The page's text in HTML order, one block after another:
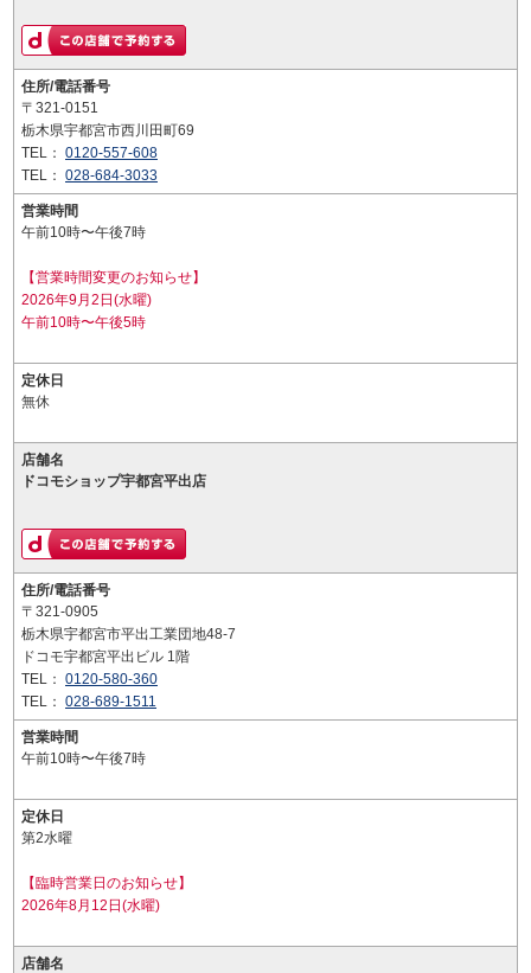
住所/電話番号
〒321-0151
栃木県宇都宮市西川田町69
TEL： 0120-557-608
TEL： 028-684-3033
営業時間
午前10時〜午後7時
【営業時間変更のお知らせ】
2026年9月2日(水曜)
午前10時〜午後5時
定休日
無休
店舗名
ドコモショップ宇都宮平出店
住所/電話番号
〒321-0905
栃木県宇都宮市平出工業団地48-7
ドコモ宇都宮平出ビル 1階
TEL： 0120-580-360
TEL： 028-689-1511
営業時間
午前10時〜午後7時
定休日
第2水曜
【臨時営業日のお知らせ】
2026年8月12日(水曜)
店舗名